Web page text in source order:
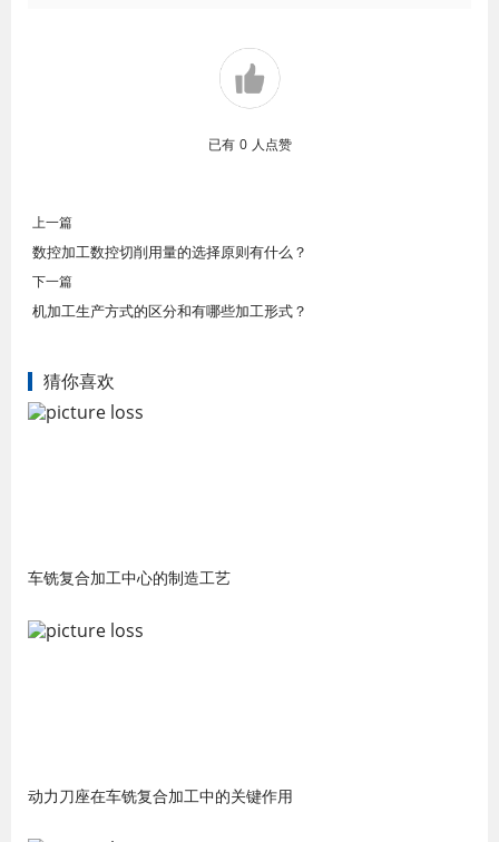
已有 0 人点赞
上一篇
数控加工数控切削用量的选择原则有什么？
下一篇
机加工生产方式的区分和有哪些加工形式？
猜你喜欢
车铣复合加工中心的制造工艺
动力刀座在车铣复合加工中的关键作用